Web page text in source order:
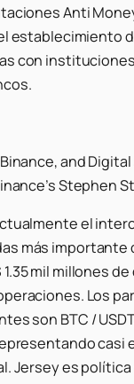
Anti
establecimiento
con
and
Stephen
el
más importante
mil millones
Los
son BTC /
casi
Jersey es política